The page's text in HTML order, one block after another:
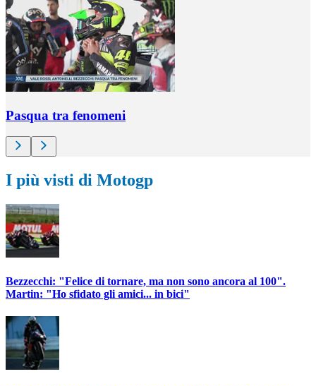
Pasqua tra fenomeni
I più visti di Motogp
Bezzecchi: "Felice di tornare, ma non sono ancora al 100".
Martin: "Ho sfidato gli amici... in bici"